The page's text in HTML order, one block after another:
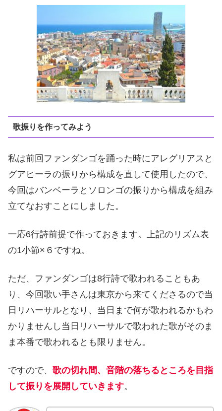
歌振りを作ってみよう
私は前回ファンダンゴを踊った時にアレグリアスと
グアヒーラの振りから構成を直して使用したので、
今回はバンベーラとソロンゴの振りから構成を組み
立てなおすことにしました。
一応6行詩前提で作っておきます。上記のリズム表
の1小節×６ですね。
ただ、ファンダンゴは8行詩で歌われることもあ
り、今回歌い手さんは東京から来てくださるので当
日リハーサルとなり、当日まで何が歌われるかもわ
かりませんし当日リハーサルで歌われた歌がそのま
ま本番で歌われるとも限りません。
ですので、 歌の切れ間、音階の落ちるところを目指
して振りを展開していきます。